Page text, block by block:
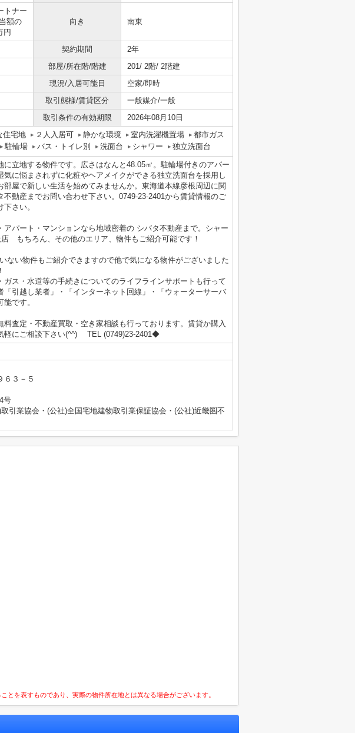
トナー
額の
円
向き 南東
契約期間
2年
部屋/所在階/階建
201/ 2階/ 2階建
現況/入居可能日
空家/即時
取引態様/賃貸区分
一般媒介/一般
取引条件の有効期限 2026年08月10日
住宅地 ２人入居可 静かな環境 室内洗濯機置場
都市ガス
駐輪場 バス・トイレ別 洗面台 シャワー 独立洗面台
に立地する物件です。広さはなんと48.05㎡。駐輪場付きのアパー
気に悩まされずに化粧やヘアメイクができる独立洗面台を採用し
部屋で新しい生活を始めてみませんか。東海道本線彦根周辺に関
不動産までお問い合わせ下さい。0749-23-2401から賃貸情報のご
さい。
パート・マンションなら地域密着の シバタ不動産まで。シャー
店 もちろん、その他のエリア、物件もご紹介可能です！
ない物件もご紹介できますので他で気になる物件がございました
ガス・水道等の手続きについてのライフラインサポートも行って
「引越し業者」・「インターネット回線」・「ウォーターサーバ
です。
料査定・不動産買取・空き家相談も行っております。賃貸か購入
軽にご相談下さい(^^) TEL (0749)23-2401◆
６３－５
号
引業協会・(公社)全国宅地建物取引業保証協会・(公社)近畿圏不
を表すものであり、実際の物件所在地とは異なる場合がございます。